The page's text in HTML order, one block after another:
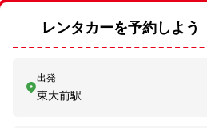
レンタカーを予約しよう
出発
東大前駅